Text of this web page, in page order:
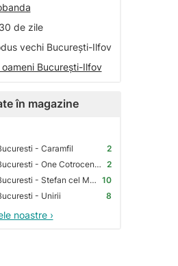
de zile
vechi București-Ilfov
București-Ilfov
în magazine
- Caramfil
2
Premium Store Bucuresti - One Cotroceni Park 2
Premium Store Bucuresti - Stefan cel Mare 10
- Unirii
8
noastre ›